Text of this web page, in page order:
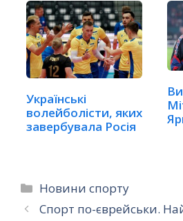
Українські
волейболісти, яких
завербувала Росія
Категорії
Новини спорту
Спорт по-єврейськи.